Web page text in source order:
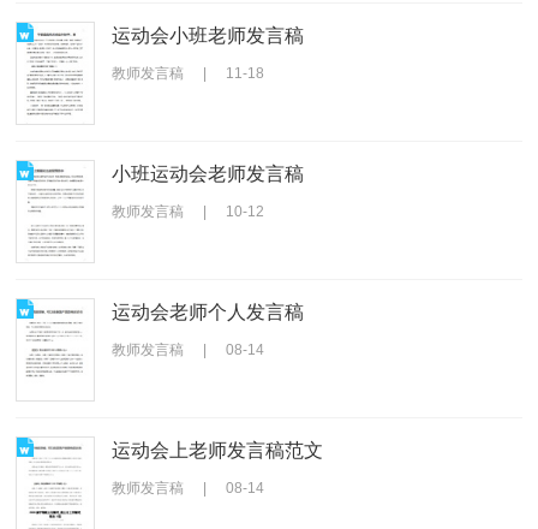
运动会小班老师发言稿
教师发言稿 11-18
小班运动会老师发言稿
教师发言稿 10-12
运动会老师个人发言稿
教师发言稿 08-14
运动会上老师发言稿范文
教师发言稿 08-14